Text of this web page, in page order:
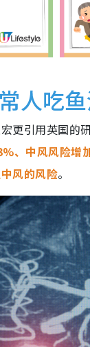
人吃
更引用英国的
、中风风险增
风的风险。